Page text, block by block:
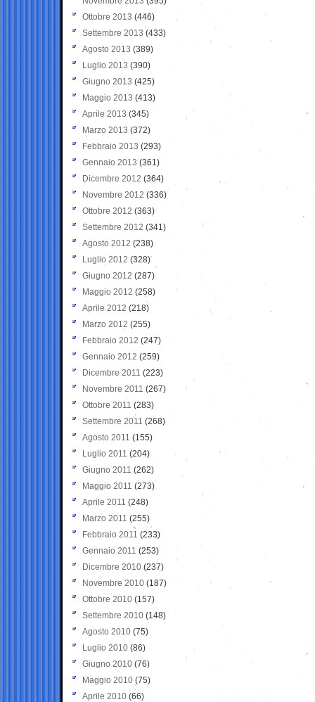
Ottobre 2013 (446)
Settembre 2013 (433)
Agosto 2013 (389)
Luglio 2013 (390)
Giugno 2013 (425)
Maggio 2013 (413)
Aprile 2013 (345)
Marzo 2013 (372)
Febbraio 2013 (293)
Gennaio 2013 (361)
Dicembre 2012 (364)
Novembre 2012 (336)
Ottobre 2012 (363)
Settembre 2012 (341)
Agosto 2012 (238)
Luglio 2012 (328)
Giugno 2012 (287)
Maggio 2012 (258)
Aprile 2012 (218)
Marzo 2012 (255)
Febbraio 2012 (247)
Gennaio 2012 (259)
Dicembre 2011 (223)
Novembre 2011 (267)
Ottobre 2011 (283)
Settembre 2011 (268)
Agosto 2011 (155)
Luglio 2011 (204)
Giugno 2011 (262)
Maggio 2011 (273)
Aprile 2011 (248)
Marzo 2011 (255)
Febbraio 2011 (233)
Gennaio 2011 (253)
Dicembre 2010 (237)
Novembre 2010 (187)
Ottobre 2010 (157)
Settembre 2010 (148)
Agosto 2010 (75)
Luglio 2010 (86)
Giugno 2010 (76)
Maggio 2010 (75)
Aprile 2010 (66)